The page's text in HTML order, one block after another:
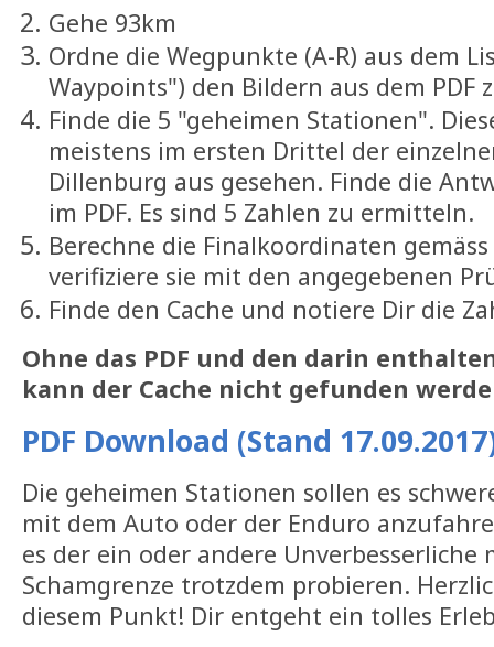
Gehe 93km
Ordne die Wegpunkte (A-R) aus dem
Waypoints") den Bildern aus dem PDF
Finde die 5 "geheimen Stationen".
meistens im ersten Drittel der
Dillenburg aus gesehen. Finde die
im PDF. Es sind 5 Zahlen zu ermitteln.
Berechne die Finalkoordinaten
verifiziere sie mit den angegebenen
Finde den Cache und notiere Dir die
Ohne das PDF und den darin
kann der Cache nicht gefunden
PDF Download (Stand
Die geheimen Stationen sollen es
mit dem Auto oder der Enduro
es der ein oder andere
Schamgrenze trotzdem probieren.
diesem Punkt! Dir entgeht ein tolles